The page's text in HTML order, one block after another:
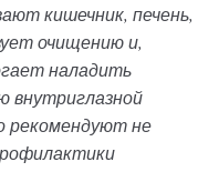
кишечник, печень,
очищению и,
наладить
внутриглазной
рекомендуют не